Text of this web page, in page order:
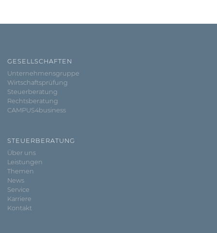
GESELLSCHAFTEN
Unternehmensgruppe
Wirtschaftsprüfung
Steuerberatung
Rechtsberatung
CAMPUS4business
STEUERBERATUNG
Über uns
Leistungen
Themen
News
Service
Karriere
Kontakt